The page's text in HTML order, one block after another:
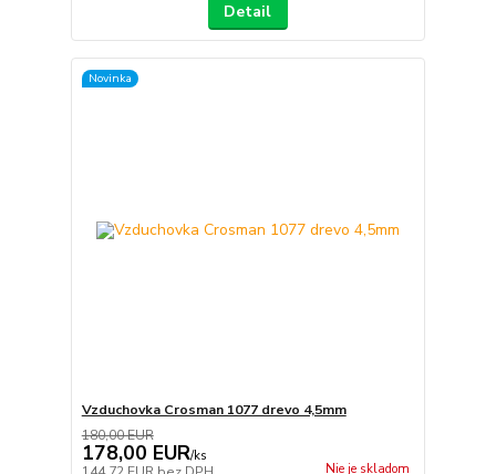
Detail
Novinka
Vzduchovka Crosman 1077 drevo 4,5mm
180,00 EUR
178,00 EUR/ks
Nie je skladom